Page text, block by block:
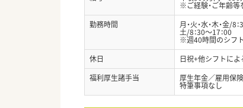
※ご経験・ご年齢
勤務時間
月・火・水・木・金/8
土/8：30～17：00
※週40時間のシフ
休日
日祝+他シフトに
福利厚生諸手当
厚生年金／雇用保
特筆事項なし